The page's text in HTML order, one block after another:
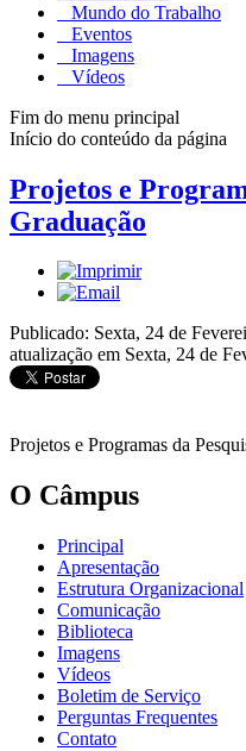
Mundo do Trabalho
Eventos
Imagens
Vídeos
Fim do menu principal
Início do conteúdo da página
Projetos e
Graduação
Publicado: Sexta, 24 de
atualização em Sexta, 24 de
Projetos e Programas da
O Câmpus
Principal
Apresentação
Estrutura Organizacional
Comunicação
Biblioteca
Imagens
Vídeos
Boletim de Serviço
Perguntas Frequentes
Contato